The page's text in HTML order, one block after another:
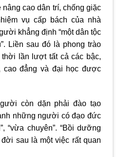
cao dân trí, chống giặc
vụ cấp bách của nhà
khẳng định “một dân tộc
Liền sau đó là phong trào
lần lượt tất cả các bậc,
cao đẳng và đại học được
còn dặn phải đào tạo
những người có đạo đức
“vừa chuyên”. “Bồi dưỡng
sau là một việc rất quan